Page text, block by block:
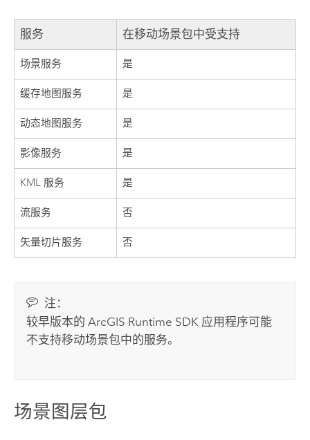
服务 在移动场景包中受支持
场景服务 是
缓存地图服务 是
动态地图服务 是
影像服务 是
KML 服务 是
流服务 否
矢量切片服务 否
注：
较早版本的ArcGIS Runtime SDK 应用程序可能
不支持移动场景包中的服务。
场景图层包